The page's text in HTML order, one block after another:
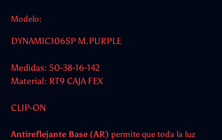
el
a
carrito
Modelo:
DYNAMIC106SP M.PURPLE
Medidas: 50-38-16-142
Material: RT9 CAJA FEX
CLIP-ON
Antireflejante Base (AR) permite que toda la luz